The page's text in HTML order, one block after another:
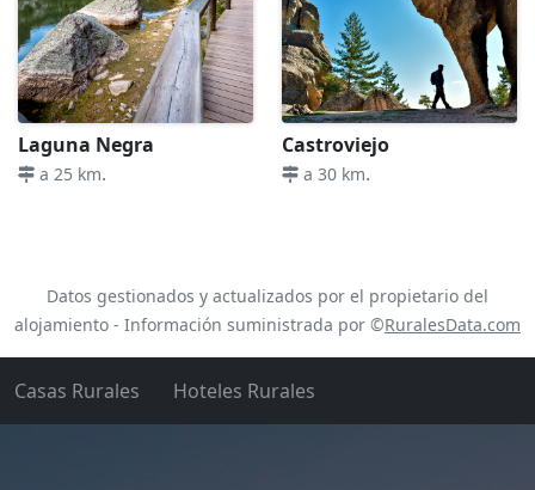
Laguna Negra
a 25 km.
Castroviejo
a 30 km.
Datos gestionados y actualizados por el propietario del
alojamiento - Información suministrada por ©RuralesData.com
Casas Rurales Hoteles Rurales